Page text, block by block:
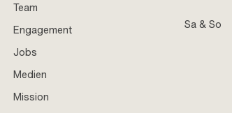
Team
Engagement
Jobs
Medien
Mission
Sa & So